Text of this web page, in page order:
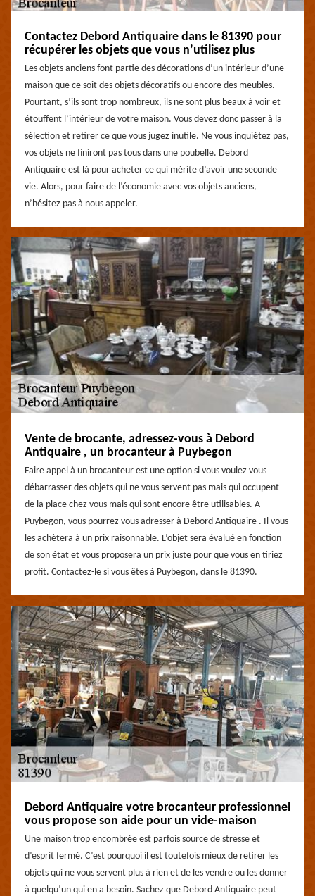
Contactez Debord Antiquaire dans le 81390 pour
récupérer les objets que vous n’utilisez plus
Les objets anciens font partie des décorations d’un intérieur d’une
maison que ce soit des objets décoratifs ou encore des meubles.
Pourtant, s’ils sont trop nombreux, ils ne sont plus beaux à voir et
étouffent l’intérieur de votre maison. Vous devez donc passer à la
sélection et retirer ce que vous jugez inutile. Ne vous inquiétez pas,
vos objets ne finiront pas tous dans une poubelle. Debord
Antiquaire est là pour acheter ce qui mérite d’avoir une seconde
vie. Alors, pour faire de l’économie avec vos objets anciens,
n’hésitez pas à nous appeler.
Vente de brocante, adressez-vous à Debord
Antiquaire , un brocanteur à Puybegon
Faire appel à un brocanteur est une option si vous voulez vous
débarrasser des objets qui ne vous servent pas mais qui occupent
de la place chez vous mais qui sont encore être utilisables. A
Puybegon, vous pourrez vous adresser à Debord Antiquaire . Il vous
les achètera à un prix raisonnable. L’objet sera évalué en fonction
de son état et vous proposera un prix juste pour que vous en tiriez
profit. Contactez-le si vous êtes à Puybegon, dans le 81390.
Debord Antiquaire votre brocanteur professionnel
vous propose son aide pour un vide-maison
Une maison trop encombrée est parfois source de stresse et
d’esprit fermé. C’est pourquoi il est toutefois mieux de retirer les
objets qui ne vous servent plus à rien et de les vendre ou les donner
à quelqu’un qui en a besoin. Sachez que Debord Antiquaire peut